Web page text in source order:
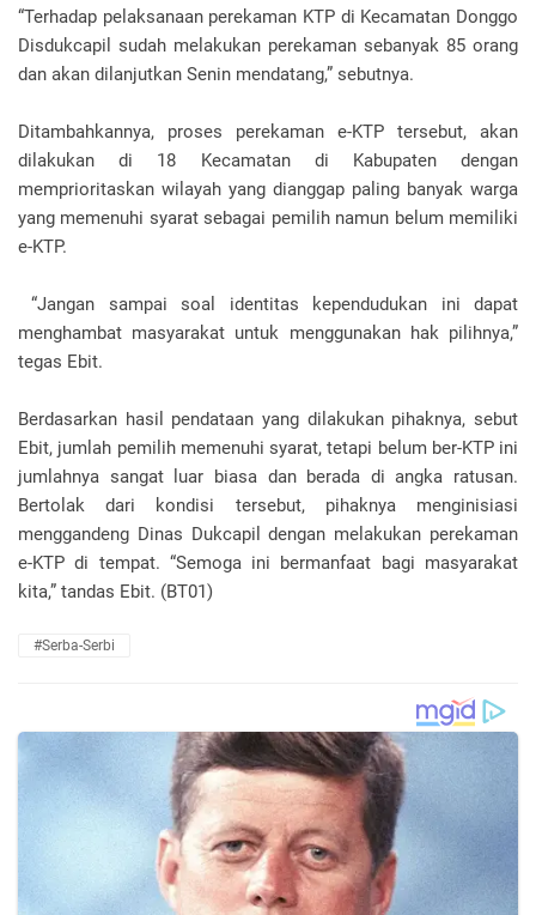
“Terhadap pelaksanaan perekaman KTP di Kecamatan Donggo
Disdukcapil sudah melakukan perekaman sebanyak 85 orang
dan akan dilanjutkan Senin mendatang,” sebutnya.
Ditambahkannya, proses perekaman e-KTP tersebut, akan
dilakukan di 18 Kecamatan di Kabupaten dengan
memprioritaskan wilayah yang dianggap paling banyak warga
yang memenuhi syarat sebagai pemilih namun belum memiliki
e-KTP.
“Jangan sampai soal identitas kependudukan ini dapat
menghambat masyarakat untuk menggunakan hak pilihnya,”
tegas Ebit.
Berdasarkan hasil pendataan yang dilakukan pihaknya, sebut
Ebit, jumlah pemilih memenuhi syarat, tetapi belum ber-KTP ini
jumlahnya sangat luar biasa dan berada di angka ratusan.
Bertolak dari kondisi tersebut, pihaknya menginisiasi
menggandeng Dinas Dukcapil dengan melakukan perekaman
e-KTP di tempat. “Semoga ini bermanfaat bagi masyarakat
kita,” tandas Ebit. (BT01)
#Serba-Serbi